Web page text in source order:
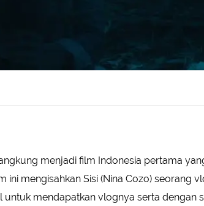
menjadi film Indonesia pertama
ini mengisahkan Sisi (Nina Cozo) seorang
mendapatkan vlognya serta dengan